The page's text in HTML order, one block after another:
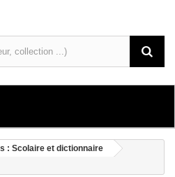
+
+
: Scolaire et dictionnaire